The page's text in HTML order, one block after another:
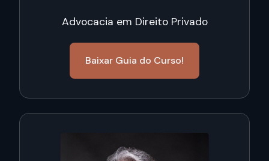
Advocacia em Direito Privado
Baixar Guia do Curso!